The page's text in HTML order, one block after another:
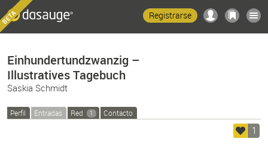
Registrarse
Einhundertundzwanzig –
Illustratives Tagebuch
Saskia Schmidt
Perfil Entradas Red 1 Contacto
1